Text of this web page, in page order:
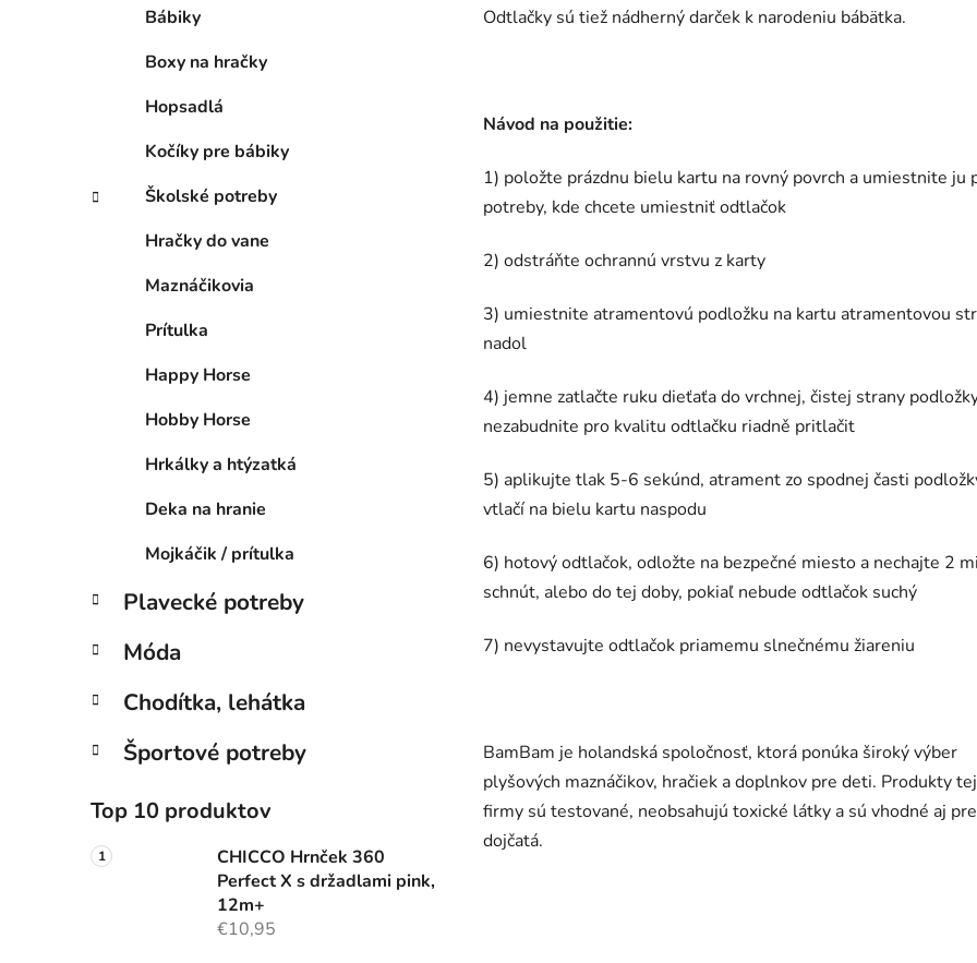
Bábiky
Boxy na hračky
Hopsadlá
Kočíky pre bábiky
Školské potreby
Hračky do vane
Maznáčikovia
Prítulka
Happy Horse
Hobby Horse
Hrkálky a htýzatká
Deka na hranie
Mojkáčik / prítulka
Plavecké potreby
Móda
Chodítka, lehátka
Športové potreby
Top 10 produktov
CHICCO Hrnček 360
Perfect X s držadlami pink,
12m+
€10,95
Odtlačky sú tiež nádherný darček k narodeniu bábätka.
Návod na použitie:
1) položte prázdnu bielu kartu na rovný povrch a umiestnite ju
potreby, kde chcete umiestniť odtlačok
2) odstráňte ochrannú vrstvu z karty
3) umiestnite atramentovú podložku na kartu atramentovou
nadol
4) jemne zatlačte ruku dieťaťa do vrchnej, čistej strany
nezabudnite pro kvalitu odtlačku riadně pritlačit
5) aplikujte tlak 5-6 sekúnd, atrament zo spodnej časti
vtlačí na bielu kartu naspodu
6) hotový odtlačok, odložte na bezpečné miesto a nechajte 2
schnút, alebo do tej doby, pokiaľ nebude odtlačok suchý
7) nevystavujte odtlačok priamemu slnečnému žiareniu
BamBam je holandská spoločnosť, ktorá ponúka široký výber
plyšových maznáčikov, hračiek a doplnkov pre deti. Produkty
firmy sú testované, neobsahujú toxické látky a sú vhodné aj pre
dojčatá.